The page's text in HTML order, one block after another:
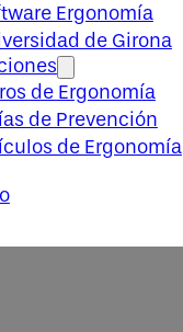
Ergonomía
de Girona
de Ergonomía
de Prevención
de Ergonomía